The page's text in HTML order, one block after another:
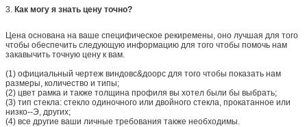
3. Как могу я знать цену точно?
Цена основана на ваше специфическое рекиремены, оно лучшая для того
чтобы обеспечить следующую информацию для того чтобы помочь нам
закавычить точную цену к вам.
(1) официальный чертеж виндовс&доорс для того чтобы показать нам
размеры, количество и типы;
(2) цвет рамка и также толщина профиля вы хотел были бы выбрать;
(3) тип стекла: стекло одиночного или двойного стекла, прокатанное или
низко--Э, других;
(4) все другие ваши личные требования также необходимы.